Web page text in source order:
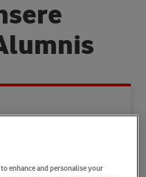
enhance and personalise your